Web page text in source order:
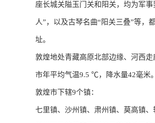
座长城关隘玉门关和阳关，均为军
人”，以及古琴名曲“阳关三叠”等，
址。
敦煌地处青藏高原北部边缘、河西
市年平均气温9.5 ℃，降水量42毫米
敦煌市下辖9个镇：
七里镇、​沙州镇、​肃州镇、​莫高镇